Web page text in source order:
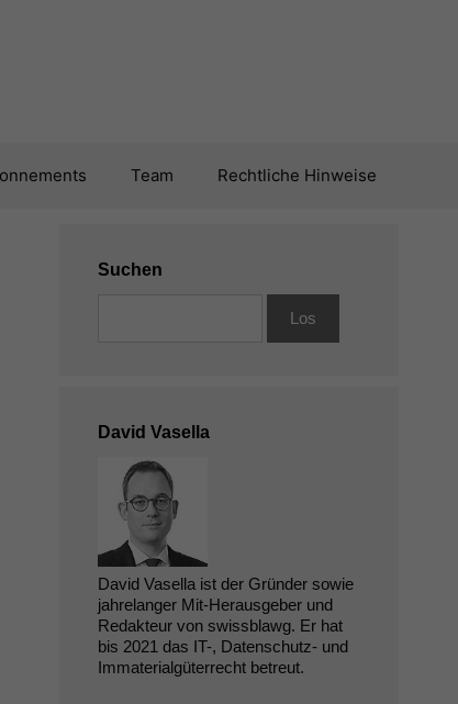
Team Rechtliche Hinweise
Suchen
David Vasella
David Vasella ist der Gründer sowie
jahrelanger Mit-Herausgeber und
Redakteur von swissblawg. Er hat
bis 2021 das IT-, Datenschutz- und
Immaterialgüterrecht betreut.